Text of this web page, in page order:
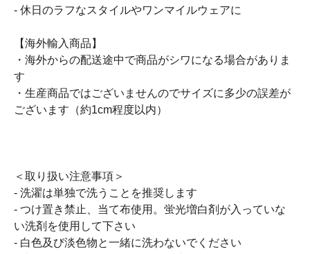
- 休日のラフなスタイルやワンマイルウェアに
【海外輸入商品】
・海外からの配送途中で商品がシワになる場合がありま
す
・生産商品ではございませんのでサイズに多少の誤差が
ございます（約1cm程度以内）
＜取り扱い注意事項＞
- 洗濯は単独で洗うことを推奨します
- つけ置き禁止、当て布使用。蛍光増白剤が入っていな
い洗剤を使用して下さい
- 白色及び淡色物と一緒に洗わないでください